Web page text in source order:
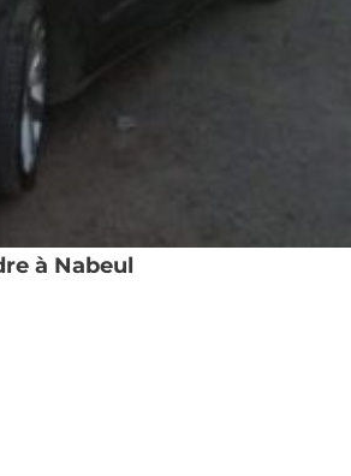
à Nabeul